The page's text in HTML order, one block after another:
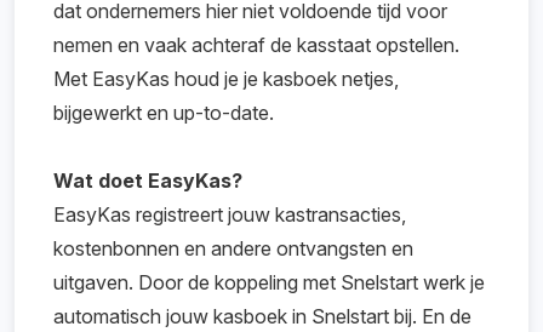
dat ondernemers hier niet voldoende tijd voor
nemen en vaak achteraf de kasstaat opstellen.
Met EasyKas houd je je kasboek netjes,
bijgewerkt en up-to-date.
Wat doet EasyKas?
EasyKas registreert jouw kastransacties,
kostenbonnen en andere ontvangsten en
uitgaven. Door de koppeling met Snelstart werk je
automatisch jouw kasboek in Snelstart bij. En de